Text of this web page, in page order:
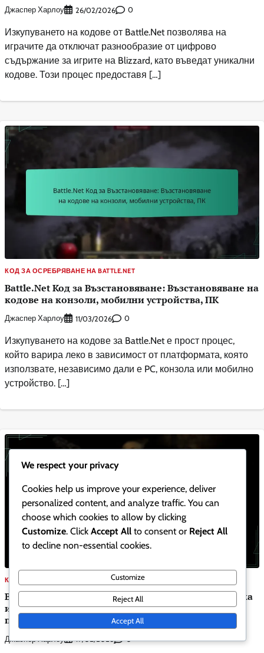
Джаспер Харлоу 26/02/2026 0
Изкупуването на кодове от Battle.Net позволява на
играчите да отключат разнообразие от цифрово
съдържание за игрите на Blizzard, като въведат уникални
кодове. Този процес предоставя […]
КОД ЗА ОСРЕБРЯВАНЕ НА BATTLE.NET
Battle.Net Код за Възстановяване: Възстановяване на
кодове на конзоли, мобилни устройства, ПК
Джаспер Харлоу 11/03/2026 0
Изкупуването на кодове за Battle.Net е прост процес,
който варира леко в зависимост от платформата, която
използвате, независимо дали е PC, конзола или мобилно
устройство. […]
КОД ЗА ОСРЕБРЯВАНЕ НА BATTLE.NET
Battle.Net Код за Възстановяване: Стъпка по стъпка
инструкции, Чести грешки, Отстраняване на
проблеми
Джаспер Харлоу 19/02/2026 0
We respect your privacy
Cookies help us improve your experience, deliver
personalized content, and analyze traffic. You can
choose which cookies to allow by clicking
Customize. Click Accept All to consent or Reject All
to decline non-essential cookies.
Customize
Reject All
Accept All